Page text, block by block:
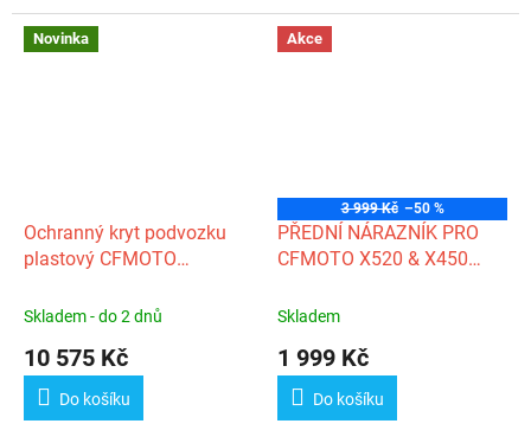
Novinka
Ochranný kryt podvozku
plastový CFMOTO
Skladem - do 2 dnů
10 575 Kč
Do košíku
Akce
3 999 Kč –50 %
PŘEDNÍ NÁRAZNÍK PRO
CFMOTO X520 & X450
Skladem
1 999 Kč
Do košíku